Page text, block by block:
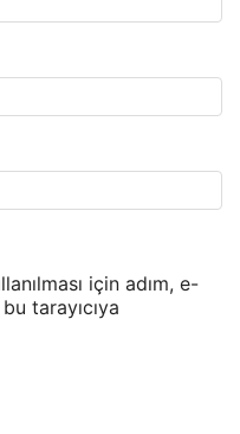
için adım, e-
tarayıcıya